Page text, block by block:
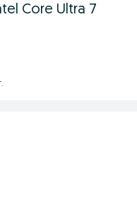
Core Ultra 7